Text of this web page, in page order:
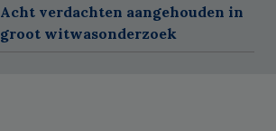
Acht verdachten aangehouden in
groot witwasonderzoek